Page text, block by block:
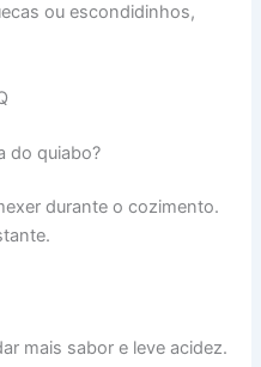
ou escondidinhos,
do quiabo?
durante o cozimento.
mais sabor e leve acidez.